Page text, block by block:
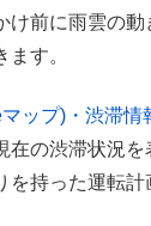
け前に雨雲の
す。
ップ)・渋滞情
在の渋滞状況を
を持った運転計